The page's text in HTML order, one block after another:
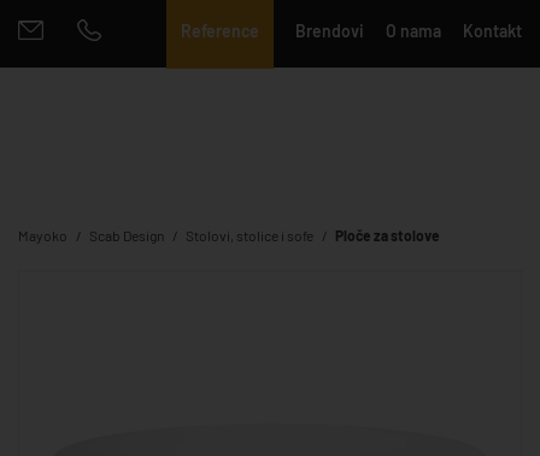
Reference Brendovi O nama Kontakt
Mayoko Scab Design Stolovi, stolice i sofe Ploče za stolove